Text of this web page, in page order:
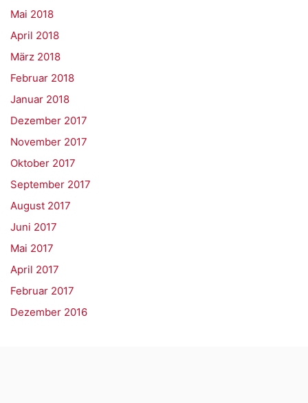
Mai 2018
April 2018
März 2018
Februar 2018
Januar 2018
Dezember 2017
November 2017
Oktober 2017
September 2017
August 2017
Juni 2017
Mai 2017
April 2017
Februar 2017
Dezember 2016